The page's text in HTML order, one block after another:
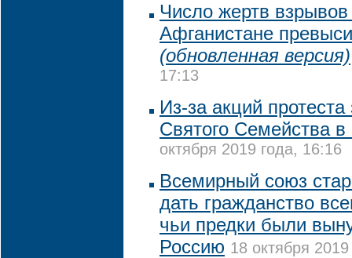
Число жертв
Афганистане
(обновленная версия)
17:13
Из-за акций
Святого Семейства
октября 2019 года, 16:16
Всемирный союз
дать гражданство
чьи предки были
Россию 18 октября